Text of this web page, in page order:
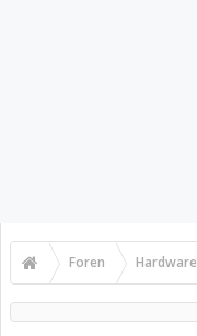
Foren Hardware